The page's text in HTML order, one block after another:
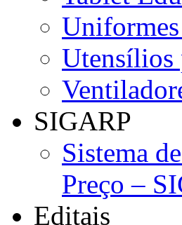
Uniformes
Utensílios
SIGARP
Sistema
Preço –
Editais